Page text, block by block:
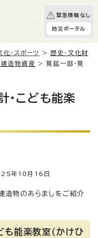
緊急情報なし
防災ポータル
化・スポーツ >歴史・文化財
造物資産
> 筧鉱一邸・筧
・こども能楽
年10月16日
造物のあらましをご紹介
も能楽教室（かけひ